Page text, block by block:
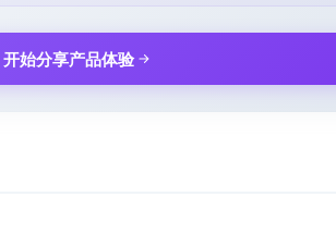
开始分享产品体验